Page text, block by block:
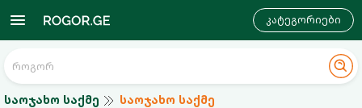
კატეგორიები
საოჯახო საქმე საოჯახო საქმე